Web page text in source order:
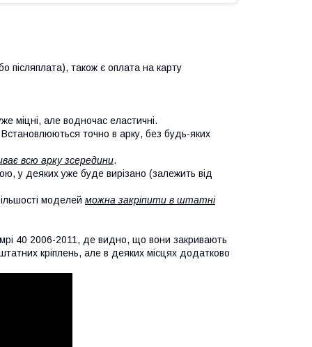
післяплата), також є оплата на карту
міцні, але водночас еластичні.
Встановлюються точно в арку, без будь-яких
всю арку зсередини.
у деяких уже буде вирізано (залежить від
моделей можна закріпити в штатні
40 2006-2011, де видно, що вони закривають
кріплень, але в деяких місцях додатково